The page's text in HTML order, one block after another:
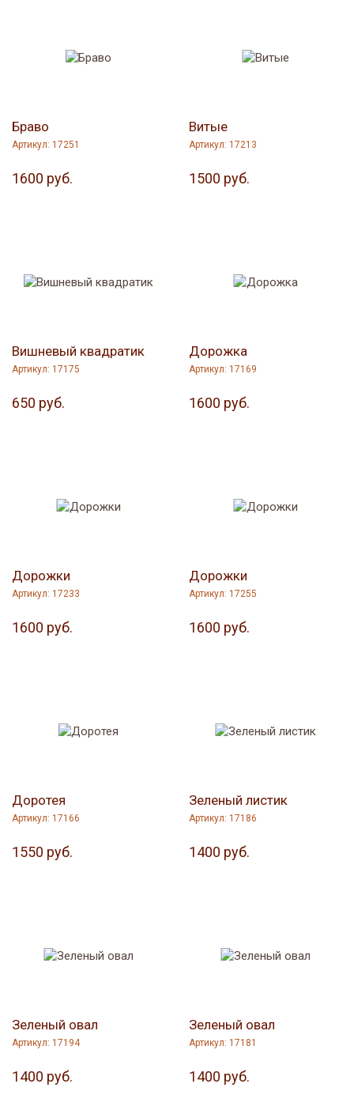
Браво
Артикул: 17251
1600 руб.
Витые
Артикул: 17213
1500 руб.
Вишневый квадратик
Артикул: 17175
650 руб.
Дорожка
Артикул: 17169
1600 руб.
Дорожки
Артикул: 17233
1600 руб.
Дорожки
Артикул: 17255
1600 руб.
Доротея
Артикул: 17166
1550 руб.
Зеленый листик
Артикул: 17186
1400 руб.
Зеленый овал
Артикул: 17194
1400 руб.
Зеленый овал
Артикул: 17181
1400 руб.